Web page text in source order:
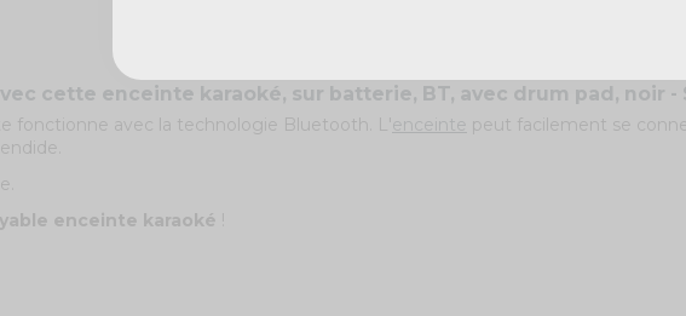
cette enceinte karaoké, sur batterie, BT, avec drum pad, noir -
fonctionne avec la technologie Bluetooth. L'enceinte peut facilement se
enceinte karaoké